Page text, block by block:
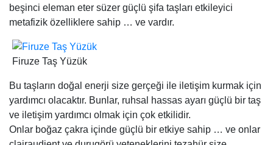
beşinci eleman eter süzer güçlü şifa taşları etkileyici
metafizik özelliklere sahip … ve vardır.
Firuze Taş Yüzük
Bu taşların doğal enerji size gerçeği ile iletişim kurmak için
yardımcı olacaktır. Bunlar, ruhsal hassas ayarı güçlü bir taş
ve iletişim yardımcı olmak için çok etkilidir.
Onlar boğaz çakra içinde güçlü bir etkiye sahip … ve onlar